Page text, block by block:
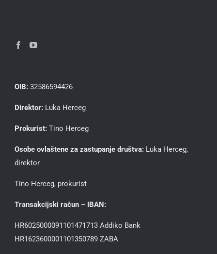
OIB: 32586594426
Direktor: Luka Herceg
Prokurist: Tino Herceg
Osobe ovlaštene za zastupanje društva: Luka Herceg,
direktor
Tino Herceg, prokurist
Transakcijski račun – IBAN:
HR6025000091101471713 Addiko Bank
HR1623600001101350789 ZABA